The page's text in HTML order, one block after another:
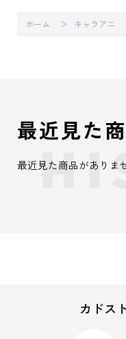
ホーム キャラアニ
最近見た
最近見た商品がありま
カドス